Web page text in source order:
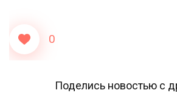
0
Поделись новостью с